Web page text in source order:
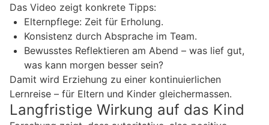
Das Video zeigt konkrete Tipps:
Elternpflege: Zeit für Erholung.
Konsistenz durch Absprache im Team.
Bewusstes Reflektieren am Abend – was lief gut,
was kann morgen besser sein?
Damit wird Erziehung zu einer kontinuierlichen
Lernreise – für Eltern und Kinder gleichermassen.
Langfristige Wirkung auf das Kind